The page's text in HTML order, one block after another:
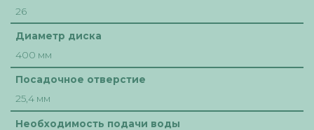
26
Диаметр диска
400 мм
Посадочное отверстие
25,4 мм
Необходимость подачи воды